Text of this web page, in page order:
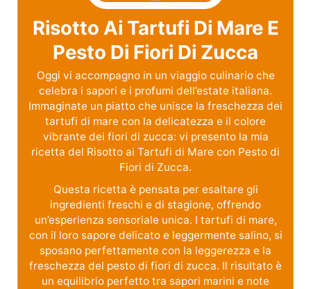
Risotto Ai Tartufi Di Mare E
Pesto Di Fiori Di Zucca
Oggi vi accompagno in un viaggio culinario che
celebra i sapori e i profumi dell’estate italiana.
Immaginate un piatto che unisce la freschezza dei
tartufi di mare con la delicatezza e il colore
vibrante dei fiori di zucca: vi presento la mia
ricetta del Risotto ai Tartufi di Mare con Pesto di
Fiori di Zucca.
Questa ricetta è pensata per esaltare gli
ingredienti freschi e di stagione, offrendo
un’esperienza sensoriale unica. I tartufi di mare,
con il loro sapore delicato e leggermente salino, si
sposano perfettamente con la leggerezza e la
freschezza del pesto di fiori di zucca. Il risultato è
un equilibrio perfetto tra sapori marini e note